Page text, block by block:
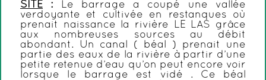
SITE : Le barrage a coupé une vallée
verdoyante et cultivée en restanques où
prenait naissance la rivière LE LAS grâce
aux nombreuses sources au débit
abondant. Un canal ( béal ) prenait une
partie des eaux de la rivière à partir d’une
petite retenue d’eau qu’on peut encore voir
lorsque le barrage est vidé . Ce béal